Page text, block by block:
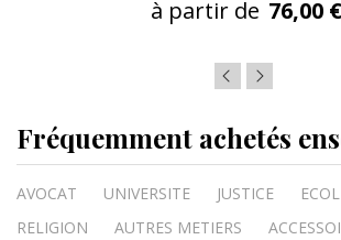
à partir de 76,00 €
Fréquemment achetés
AVOCAT UNIVERSITE JUSTICE
RELIGION
AUTRES METIERS